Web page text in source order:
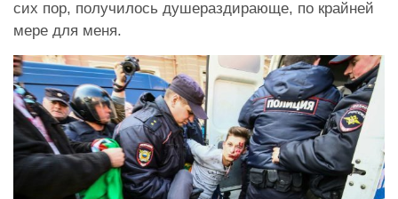
сих пор, получилось душераздирающе, по крайней
мере для меня.